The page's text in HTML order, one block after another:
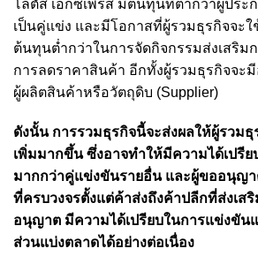
โลตัส เอ็กซ์เพรส มีต้นทุนที่ต่ำกว่าผู้ประ
เป็นคู่แข่ง และมีโอกาสที่ผู้รวมธุรกิจจะ
ต้นทุนต่ำกว่าในการจัดกิจกรรมส่งเสริม
การลดราคาสินค้า อีกทั้งผู้รวมธุรกิจจะ
ผู้ผลิตสินค้าหรือวัตถุดิบ (Supplier)
ดังนั้น การรวมธุรกิจนี้จะส่งผลให้ผู้รวม
เพิ่มมากขึ้น ซึ่งอาจทำให้มีความได้เปรี
มากกว่าคู่แข่งขันรายอื่น และผู้ขออนุญา
ที่ครบวงจรตั้งแต่ค้าส่งถึงค้าปลีกที่ส่งเส
อนุญาต มีความได้เปรียบในการแข่งขัน
ส่วนแบ่งตลาดได้อย่างต่อเนื่อง